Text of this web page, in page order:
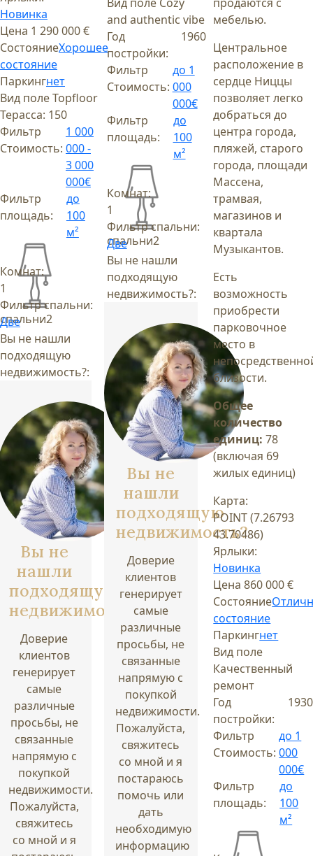
Новинка
Цена 1 290 000 €
СостояниеХорошее
состояние
Паркингнет
Вид полеTopfloor
Терасса: 150
Фильтр
Стоимость:
1 000
000 -
3 000
000€
Фильтр
площадь:
до
100
м²
спальни2
Комнат:
1
Фильтр спальни:
Две
Вы не нашли
подходящую
недвижимость?:
Вы не
нашли
подходящую
недвижимость?
Доверие
клиентов
генерирует
самые
различные
просьбы, не
связанные
напрямую с
покупкой
недвижимости.
Пожалуйста,
свяжитесь
со мной и я
and authentic vibe
Год
постройки:
1960
Фильтр
Стоимость:
до 1
000
000€
Фильтр
площадь:
до
100
м²
спальни2
Комнат:
1
Фильтр спальни:
Две
Вы не нашли
подходящую
недвижимость?:
Вы не
нашли
подходящую
недвижимость?
Доверие
клиентов
генерирует
самые
различные
просьбы, не
связанные
напрямую с
покупкой
недвижимости.
Пожалуйста,
свяжитесь
со мной и я
постараюсь
помочь или
дать
необходимую
информацию
мебелью.
Центральное
расположение в
сердце Ниццы
позволяет легко
добраться до
центра города,
пляжей, старого
города, площади
Массена,
трамвая,
магазинов и
квартала
Музыкантов.
Есть
возможность
приобрести
парковочное
место в
близости.
Общее
количество
единиц: 78
(включая 69
жилых единиц)
Карта:
POINT (7.26793
43.70486)
Ярлыки:
Новинка
Цена860 000 €
Состояние
состояние
Паркингнет
Вид поле
Качественный
ремонт
Год
постройки:
1930
Фильтр
Стоимость:
до 1
000
000€
Фильтр
площадь:
до
100
м²